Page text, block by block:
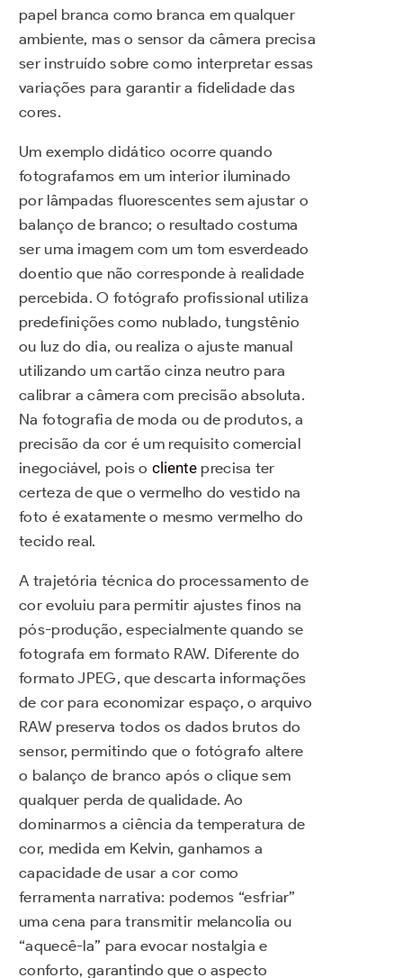
papel branca como branca em qualquer
ambiente, mas o sensor da câmera precisa
ser instruído sobre como interpretar essas
variações para garantir a fidelidade das
cores.
Um exemplo didático ocorre quando
fotografamos em um interior iluminado
por lâmpadas fluorescentes sem ajustar o
balanço de branco; o resultado costuma
ser uma imagem com um tom esverdeado
doentio que não corresponde à realidade
percebida. O fotógrafo profissional utiliza
predefinições como nublado, tungstênio
ou luz do dia, ou realiza o ajuste manual
utilizando um cartão cinza neutro para
calibrar a câmera com precisão absoluta.
Na fotografia de moda ou de produtos, a
precisão da cor é um requisito comercial
inegociável, pois ocliente precisa ter
certeza de que o vermelho do vestido na
foto é exatamente o mesmo vermelho do
tecido real.
A trajetória técnica do processamento de
cor evoluiu para permitir ajustes finos na
pós-produção, especialmente quando se
fotografa em formato RAW. Diferente do
formato JPEG, que descarta informações
de cor para economizar espaço, o arquivo
RAW preserva todos os dados brutos do
sensor, permitindo que o fotógrafo altere
o balanço de branco após o clique sem
qualquer perda de qualidade. Ao
dominarmos a ciência da temperatura de
cor, medida em Kelvin, ganhamos a
capacidade de usar a cor como
ferramenta narrativa: podemos “esfriar”
uma cena para transmitir melancolia ou
“aquecê-la” para evocar nostalgia e
conforto, garantindo que o aspecto